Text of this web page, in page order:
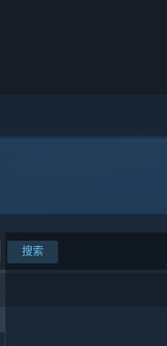
搜索